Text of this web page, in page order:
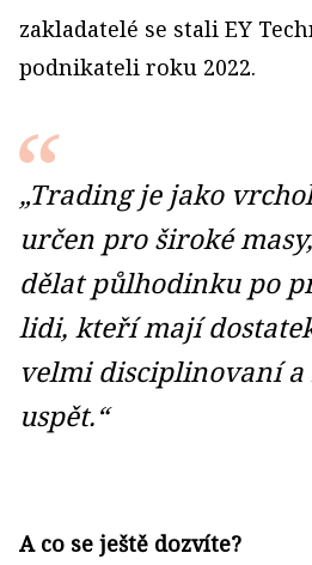
zakladatelé se stali EY
podnikateli roku 2022.
„Trading je jako
určen pro široké
dělat půlhodinku po
lidi, kteří mají
velmi disciplinovaní
uspět.“
A co se ještě dozvíte?